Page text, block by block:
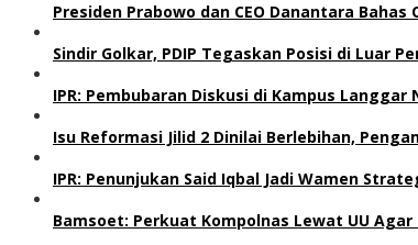
Presiden Prabowo dan CEO Danantara
Sindir Golkar, PDIP Tegaskan Posisi di Luar
IPR: Pembubaran Diskusi di Kampus Langgar
Isu Reformasi Jilid 2 Dinilai Berlebihan,
IPR: Penunjukan Said Iqbal Jadi Wamen
Bamsoet: Perkuat Kompolnas Lewat UU